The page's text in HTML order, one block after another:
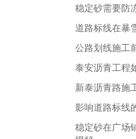
稳定砂需要防
道路标线在暴
公路划线施工
泰安沥青工程
新泰沥青路施
影响道路标线
稳定砂在广场